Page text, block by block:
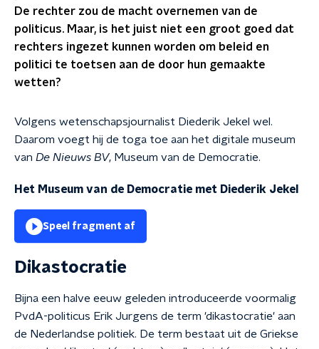
De rechter zou de macht overnemen van de
politicus. Maar, is het juist niet een groot goed dat
rechters ingezet kunnen worden om beleid en
politici te toetsen aan de door hun gemaakte
wetten?
Volgens wetenschapsjournalist Diederik Jekel wel.
Daarom voegt hij de toga toe aan het digitale museum
van De Nieuws BV, Museum van de Democratie.
Het Museum van de Democratie met Diederik Jekel
Speel fragment af
Dikastocratie
Bijna een halve eeuw geleden introduceerde voormalig
PvdA-politicus Erik Jurgens de term 'dikastocratie' aan
de Nederlandse politiek. De term bestaat uit de Griekse